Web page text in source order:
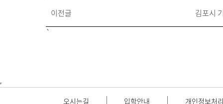
이전글
김포시
`
오시는길 입학안내 개인정보처